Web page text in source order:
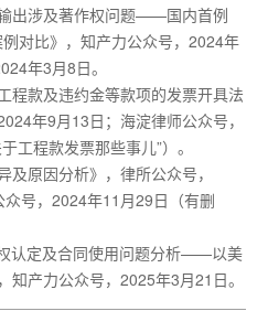
出涉及著作权问题——国内首例
对比》，知产力公众号，2024年
年3月8日。
程款及违约金等款项的发票开具法
年9月13日；海淀律师公众号，
工程款发票那些事儿”）。
及原因分析》，律所公众号，
号，2024年11月29日（有删
认定及合同使用问题分析——以美
知产力公众号，2025年3月21日。